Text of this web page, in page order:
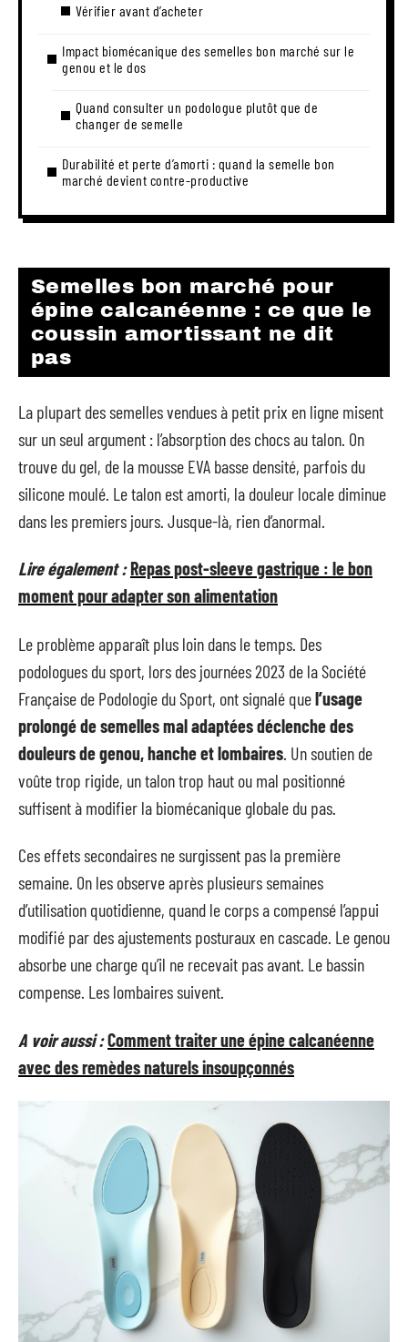
Vérifier avant d’acheter
Impact biomécanique des semelles bon marché sur le
genou et le dos
Quand consulter un podologue plutôt que de
changer de semelle
Durabilité et perte d’amorti : quand la semelle bon
marché devient contre-productive
Semelles bon marché pour
épine calcanéenne : ce que le
coussin amortissant ne dit
pas
La plupart des semelles vendues à petit prix en ligne misent
sur un seul argument : l’absorption des chocs au talon. On
trouve du gel, de la mousse EVA basse densité, parfois du
silicone moulé. Le talon est amorti, la douleur locale diminue
dans les premiers jours. Jusque-là, rien d’anormal.
Lire également :Repas post-sleeve gastrique : le bon
moment pour adapter son alimentation
Le problème apparaît plus loin dans le temps. Des
podologues du sport, lors des journées 2023 de la Société
Française de Podologie du Sport, ont signalé quel’usage
prolongé de semelles mal adaptées déclenche des
douleurs de genou, hanche et lombaires . Un soutien de
voûte trop rigide, un talon trop haut ou mal positionné
suffisent à modifier la biomécanique globale du pas.
Ces effets secondaires ne surgissent pas la première
semaine. On les observe après plusieurs semaines
d’utilisation quotidienne, quand le corps a compensé l’appui
modifié par des ajustements posturaux en cascade. Le genou
absorbe une charge qu’il ne recevait pas avant. Le bassin
compense. Les lombaires suivent.
A voir aussi :Comment traiter une épine calcanéenne
avec des remèdes naturels insoupçonnés